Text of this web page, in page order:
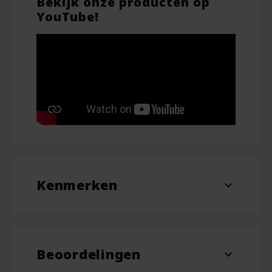
YouTube!
Kenmerken expand_more
Beoordelingen expand_more